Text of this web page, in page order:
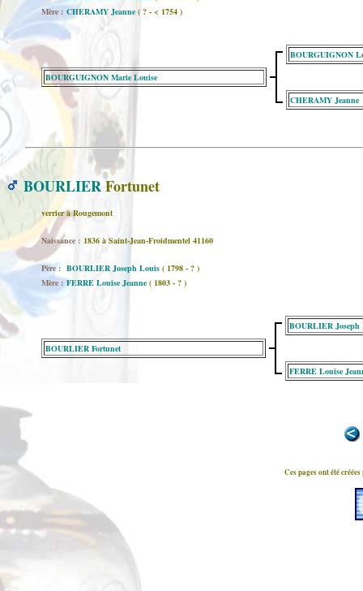
Mère : CHERAMY Jeanne ( ? - < 1754 )
BOURGUIGNON Marie Louise
BOURGUIGNON
CHERAMY Jeanne
BOURLIERFortunet
verrier à Rougemont
Naissance : 1836 à Saint-Jean-Froidmentel 41160
Père : BOURLIER Joseph Louis ( 1798 - ? )
Mère : FERRE Louise Jeanne ( 1803 - ? )
BOURLIER Fortunet
BOURLIER Joseph
FERRE Louise
Ces pages ont été